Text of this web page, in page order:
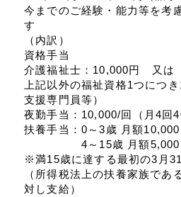
今までのご経験・能力等を考
す
（内訳）
資格手当
介護福祉士：10,000円 又は
上記以外の福祉資格1つにつ
支援専門員等）
夜勤手当：10,000/回（月4回
扶養手当：0～3歳 月額10,000
4～15歳 月額5,000
※満15歳に達する最初の3月
（所得税法上の扶養家族であ
対し支給）